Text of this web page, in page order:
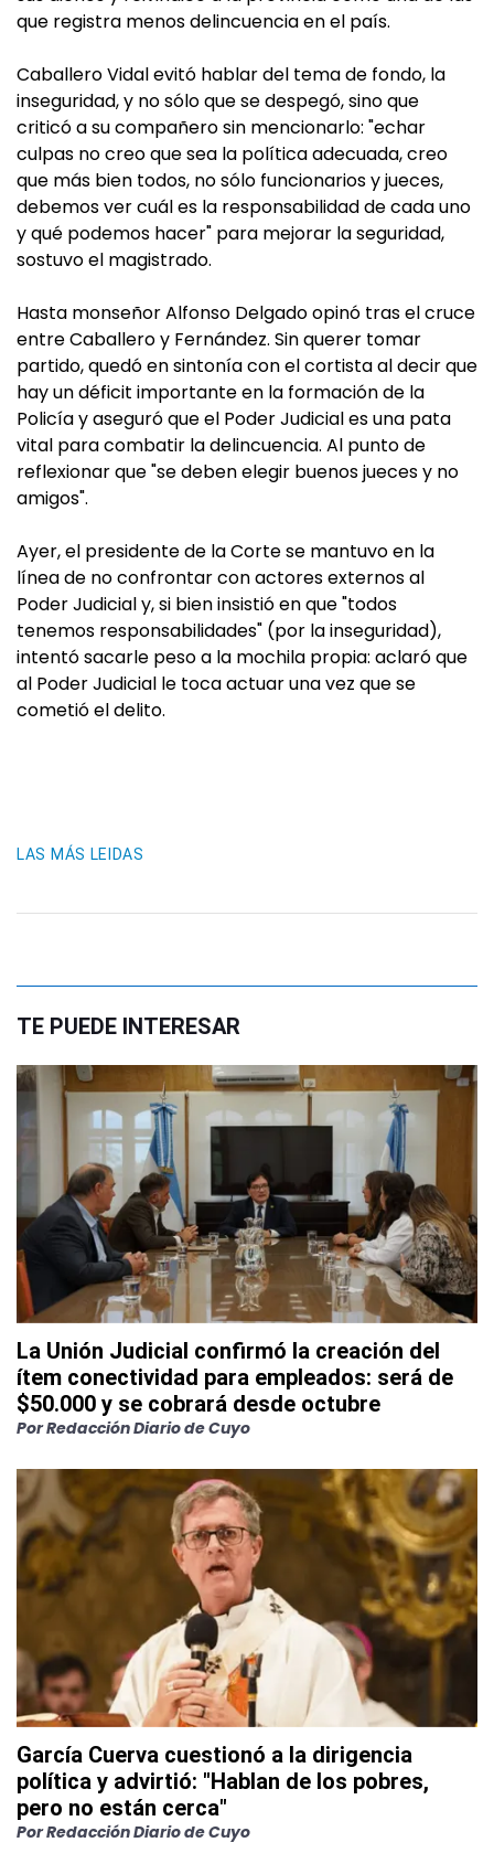
que registra menos delincuencia en el país.
Caballero Vidal evitó hablar del tema de fondo, la
inseguridad, y no sólo que se despegó, sino que
criticó a su compañero sin mencionarlo: "echar
culpas no creo que sea la política adecuada, creo
que más bien todos, no sólo funcionarios y jueces,
debemos ver cuál es la responsabilidad de cada uno
y qué podemos hacer" para mejorar la seguridad,
sostuvo el magistrado.
Hasta monseñor Alfonso Delgado opinó tras el cruce
entre Caballero y Fernández. Sin querer tomar
partido, quedó en sintonía con el cortista al decir que
hay un déficit importante en la formación de la
Policía y aseguró que el Poder Judicial es una pata
vital para combatir la delincuencia. Al punto de
reflexionar que "se deben elegir buenos jueces y no
amigos".
Ayer, el presidente de la Corte se mantuvo en la
línea de no confrontar con actores externos al
Poder Judicial y, si bien insistió en que "todos
tenemos responsabilidades" (por la inseguridad),
intentó sacarle peso a la mochila propia: aclaró que
al Poder Judicial le toca actuar una vez que se
cometió el delito.
LAS MÁS LEIDAS
TE PUEDE INTERESAR
La Unión Judicial confirmó la creación del
ítem conectividad para empleados: será de
$50.000 y se cobrará desde octubre
PorRedacción Diario de Cuyo
García Cuerva cuestionó a la dirigencia
política y advirtió: "Hablan de los pobres,
pero no están cerca"
PorRedacción Diario de Cuyo